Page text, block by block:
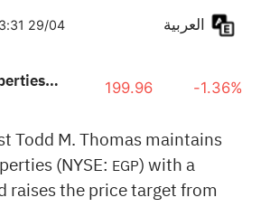
29/04
EastGroup Properties, Inc. 199.96 -1.36%
Todd M. Thomas maintains
(NYSE: EGP) with a
raises the price target from